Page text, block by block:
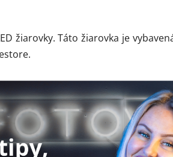
žiarovky. Táto žiarovka je